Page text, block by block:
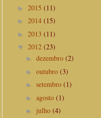
► 2015 (11)
► 2014 (15)
► 2013 (11)
▼ 2012 (23)
► dezembro (2)
► outubro (3)
► setembro (1)
► agosto (1)
► julho (4)